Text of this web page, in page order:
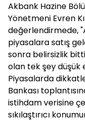
Akbank Hazine
Yönetmeni Evren
değerlendirmede,
piyasalara satış
sonra belirsizlik
olan tek şey düşük
Piyasalarda
Bankası
istihdam verisine
sıkılaştırıcı